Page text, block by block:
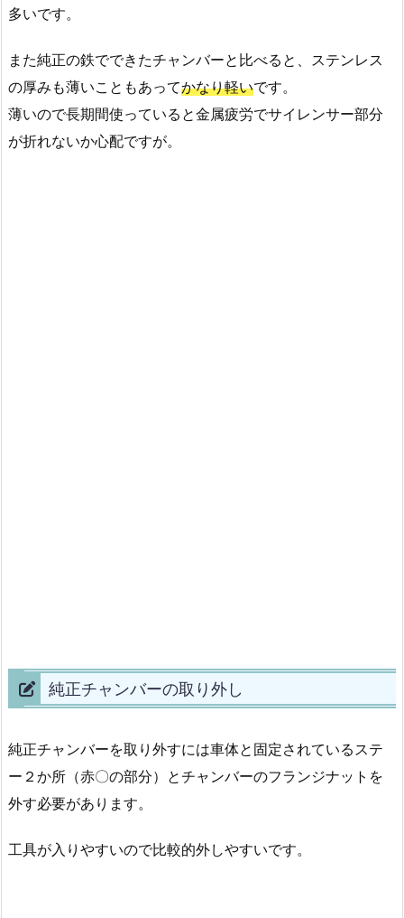
多いです。
また純正の鉄でできたチャンバーと比べると、ステンレス
の厚みも薄いこともあってかなり軽いです。
薄いので長期間使っていると金属疲労でサイレンサー部分
が折れないか心配ですが。
純正チャンバーの取り外し
純正チャンバーを取り外すには車体と固定されているステ
ー２か所（赤〇の部分）とチャンバーのフランジナットを
外す必要があります。
工具が入りやすいので比較的外しやすいです。